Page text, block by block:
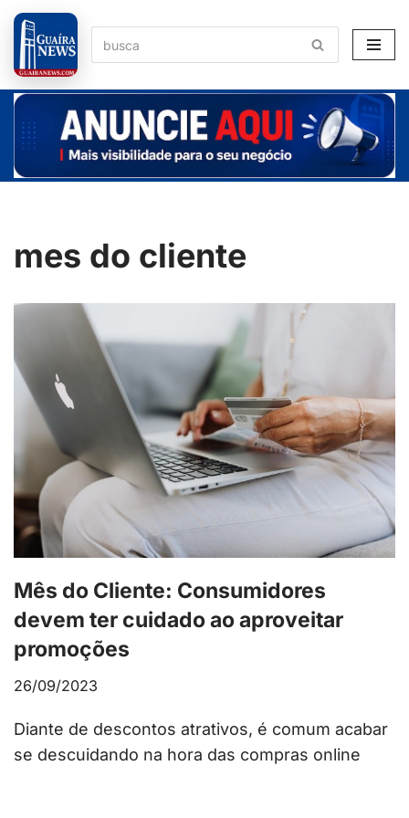
Pular
para
o
conteúdo
mes do cliente
Mês do Cliente: Consumidores
devem ter cuidado ao aproveitar
promoções
26/09/2023
Diante de descontos atrativos, é comum acabar
se descuidando na hora das compras online